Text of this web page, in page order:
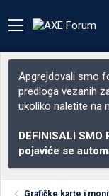
Apgrejdovali smo
predloga vezanih
ukoliko naletite na
DEFINISALI SMO
pojaviće se
Grafičke karte i